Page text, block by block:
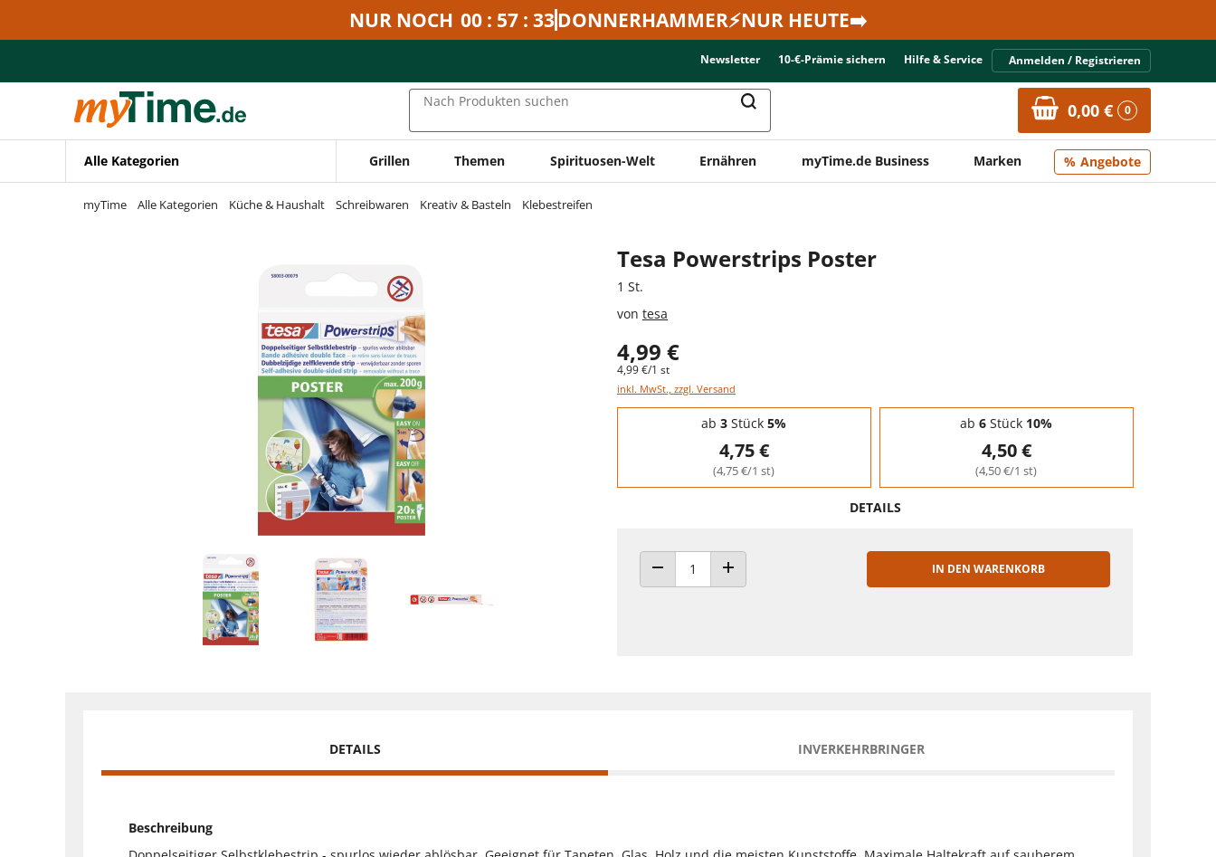
Zur Navigation springen
NUR NOCH 00 : 57 : 33DONNERHAMMER⚡NUR HEUTE➡️
Newsletter 10-€-Prämie sichern Hilfe & Service Anmelden / Registrieren
Nach Produkten suchen 0,00 € 0
Alle Kategorien Grillen Themen Spirituosen-Welt Ernähren myTime.de Business Marken Angebote
myTime Alle Kategorien Küche & Haushalt Schreibwaren Kreativ & Basteln Klebestreifen
Tesa Powerstrips Poster
1 St.
von tesa
4,99 €
4,99 €/1 st
inkl. MwSt., zzgl. Versand
Staffelpreise - Mengenrabatt
ab 3 Stück 5%
4,75 €
(4,75 €/1 st)
ab 6 Stück 10%
4,50 €
(4,50 €/1 st)
DETAILS
ANZAHL VERRINGERNANZAHL ERHÖHEN
IN DEN WARENKORB
DETAILS INVERKEHRBRINGER
Beschreibung